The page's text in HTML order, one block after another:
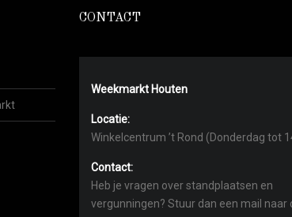
CONTACT
Weekmarkt Houten
Locatie:
Winkelcentrum ’t Rond (Donderdag tot
Contact:
Heb je vragen over standplaatsen en
vergunningen? Stuur dan een mail naar